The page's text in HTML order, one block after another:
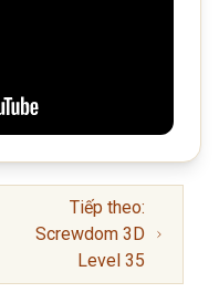
Tiếp theo:
Screwdom 3D
Level 35